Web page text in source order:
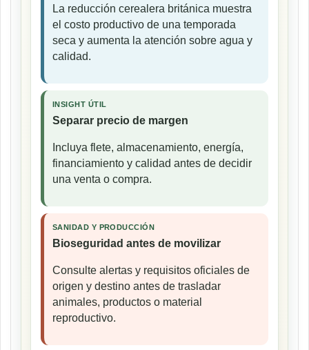
La reducción cerealera británica muestra
el costo productivo de una temporada
seca y aumenta la atención sobre agua y
calidad.
INSIGHT ÚTIL
Separar precio de margen
Incluya flete, almacenamiento, energía,
financiamiento y calidad antes de decidir
una venta o compra.
SANIDAD Y PRODUCCIÓN
Bioseguridad antes de movilizar
Consulte alertas y requisitos oficiales de
origen y destino antes de trasladar
animales, productos o material
reproductivo.